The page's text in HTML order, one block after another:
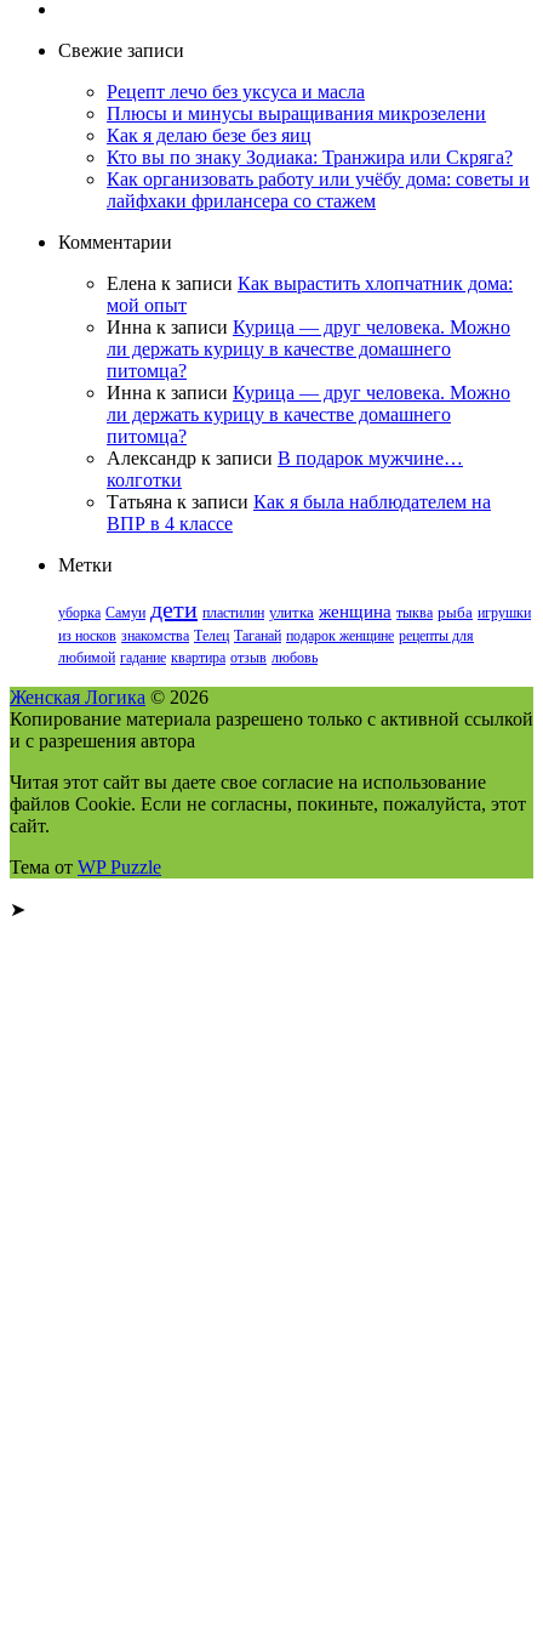
Свежие записи
Рецепт лечо без уксуса и масла
Плюсы и минусы выращивания микрозелени
Как я делаю безе без яиц
Кто вы по знаку Зодиака: Транжира или Скряга?
Как организовать работу или учёбу дома: советы и
лайфхаки фрилансера со стажем
Комментарии
Елена к записи Как вырастить хлопчатник дома:
мой опыт
Инна к записи Курица — друг человека. Можно
ли держать курицу в качестве домашнего
питомца?
Инна к записи Курица — друг человека. Можно
ли держать курицу в качестве домашнего
питомца?
Александр к записи В подарок мужчине…
колготки
Татьяна к записи Как я была наблюдателем на
ВПР в 4 классе
Метки
уборка Самуи дети пластилин улитка женщина тыква рыба игрушки
из носков знакомства Телец Таганай подарок женщине рецепты для
любимой гадание квартира отзыв любовь
Женская Логика © 2026
Копирование материала разрешено только с активной ссылкой
и с разрешения автора
Читая этот сайт вы даете свое согласие на использование
файлов Cookie. Если не согласны, покиньте, пожалуйста, этот
сайт.
Тема от WP Puzzle
➤